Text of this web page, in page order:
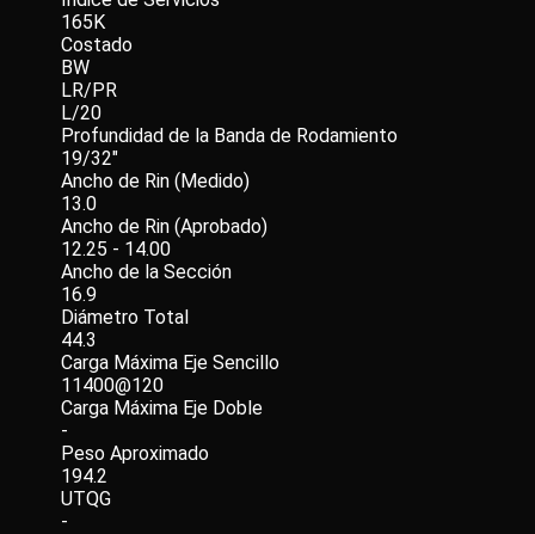
165K
Costado
BW
LR/PR
L/20
Profundidad de la Banda de Rodamiento
19/32"
Ancho de Rin (Medido)
13.0
Ancho de Rin (Aprobado)
12.25 - 14.00
Ancho de la Sección
16.9
Diámetro Total
44.3
Carga Máxima Eje Sencillo
11400@120
Carga Máxima Eje Doble
-
Peso Aproximado
194.2
UTQG
-